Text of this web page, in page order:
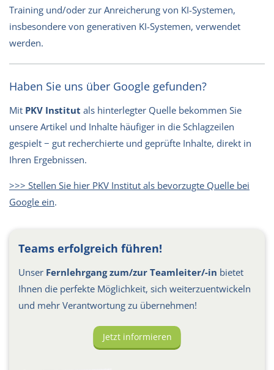
Training und/oder zur Anreicherung von KI-Systemen,
insbesondere von generativen KI-Systemen, verwendet
werden.
Haben Sie uns über Google gefunden?
Mit PKV Institut als hinterlegter Quelle bekommen Sie
unsere Artikel und Inhalte häufiger in die Schlagzeilen
gespielt − gut recherchierte und geprüfte Inhalte, direkt in
Ihren Ergebnissen.
>>> Stellen Sie hier PKV Institut als bevorzugte Quelle bei
Google ein.
Teams erfolgreich führen!
Unser Fernlehrgang zum/zur Teamleiter/-in bietet
Ihnen die perfekte Möglichkeit, sich weiterzuentwickeln
und mehr Verantwortung zu übernehmen!
Jetzt informieren